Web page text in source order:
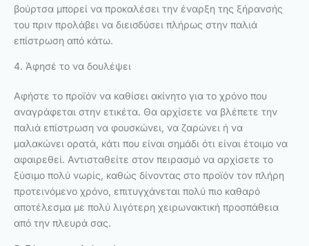
βούρτσα μπορεί να προκαλέσει την έναρξη της ξήρανσής
του πριν προλάβει να διεισδύσει πλήρως στην παλιά
επίστρωση από κάτω.
4. Άφησέ το να δουλέψει
Αφήστε το προϊόν να καθίσει ακίνητο για το χρόνο που
αναγράφεται στην ετικέτα. Θα αρχίσετε να βλέπετε την
παλιά επίστρωση να φουσκώνει, να ζαρώνει ή να
μαλακώνει ορατά, κάτι που είναι σημάδι ότι είναι έτοιμο να
αφαιρεθεί. Αντισταθείτε στον πειρασμό να αρχίσετε το
ξύσιμο πολύ νωρίς, καθώς δίνοντας στο προϊόν τον πλήρη
προτεινόμενο χρόνο, επιτυγχάνεται πολύ πιο καθαρό
αποτέλεσμα με πολύ λιγότερη χειρωνακτική προσπάθεια
από την πλευρά σας.